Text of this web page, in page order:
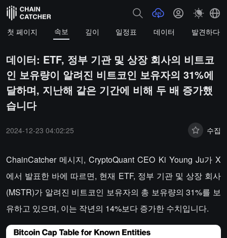
첫 페이지 속보 깊이 일정표 데이터 발견하다
데이터: ETF, 정부 기관 및 상장 회사의 비트코
인 보유량이 알려진 비트코인 보유자의 31%에
달하며, 지난해 같은 기간에 비해 두 배 증가했
습니다
2024-12-23 04:02:25 수집
ChainCatcher 메시지, CryptoQuant CEO Ki Young Ju가 X
에서 발표한 바에 따르면, 현재 ETF, 정부 기관 및 상장 회사
(MSTR)가 알려진 비트코인 보유자의 총 보유량의 31%를 보
유하고 있으며, 이는 작년의 14%보다 증가한 수치입니다.